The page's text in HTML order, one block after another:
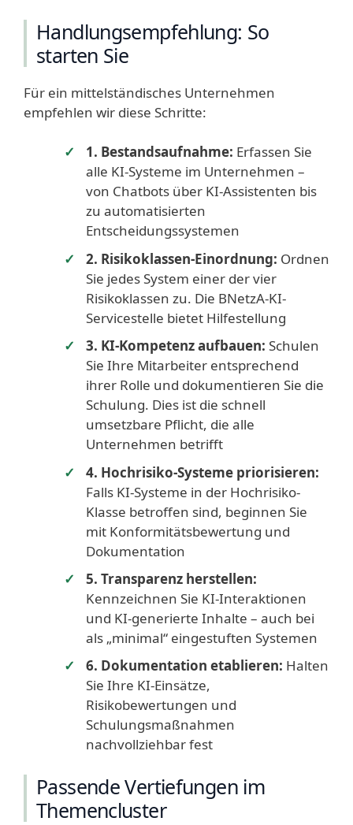
Handlungsempfehlung: So
starten Sie
Für ein mittelständisches Unternehmen
empfehlen wir diese Schritte:
1. Bestandsaufnahme: Erfassen Sie
alle KI-Systeme im Unternehmen –
von Chatbots über KI-Assistenten bis
zu automatisierten
Entscheidungssystemen
2. Risikoklassen-Einordnung: Ordnen
Sie jedes System einer der vier
Risikoklassen zu. Die BNetzA-KI-
Servicestelle bietet Hilfestellung
3. KI-Kompetenz aufbauen: Schulen
Sie Ihre Mitarbeiter entsprechend
ihrer Rolle und dokumentieren Sie die
Schulung. Dies ist die schnell
umsetzbare Pflicht, die alle
Unternehmen betrifft
4. Hochrisiko-Systeme priorisieren:
Falls KI-Systeme in der Hochrisiko-
Klasse betroffen sind, beginnen Sie
mit Konformitätsbewertung und
Dokumentation
5. Transparenz herstellen:
Kennzeichnen Sie KI-Interaktionen
und KI-generierte Inhalte – auch bei
als „minimal“ eingestuften Systemen
6. Dokumentation etablieren: Halten
Sie Ihre KI-Einsätze,
Risikobewertungen und
Schulungsmaßnahmen
nachvollziehbar fest
Passende Vertiefungen im
Themencluster